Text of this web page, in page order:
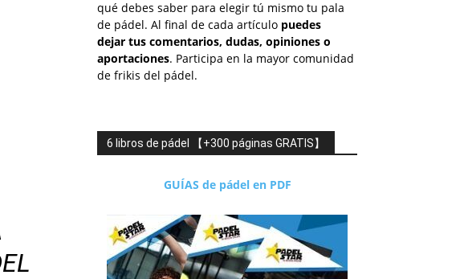
qué debes saber para elegir tú mismo tu pala
de pádel. Al final de cada artículo puedes
dejar tus comentarios, dudas, opiniones o
aportaciones. Participa en la mayor comunidad
de frikis del pádel.
6 libros de pádel 【+300 páginas GRATIS】
GUÍAS de pádel en PDF